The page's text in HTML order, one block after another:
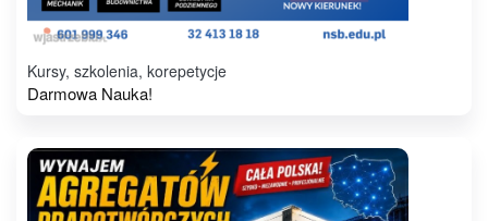
Kursy, szkolenia, korepetycje
Darmowa Nauka!